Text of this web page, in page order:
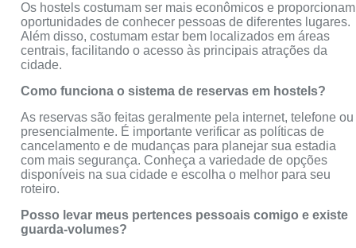
Os hostels costumam ser mais econômicos e proporcionam
oportunidades de conhecer pessoas de diferentes lugares.
Além disso, costumam estar bem localizados em áreas
centrais, facilitando o acesso às principais atrações da
cidade.
Como funciona o sistema de reservas em hostels?
As reservas são feitas geralmente pela internet, telefone ou
presencialmente. É importante verificar as políticas de
cancelamento e de mudanças para planejar sua estadia
com mais segurança. Conheça a variedade de opções
disponíveis na sua cidade e escolha o melhor para seu
roteiro.
Posso levar meus pertences pessoais comigo e existe
guarda-volumes?